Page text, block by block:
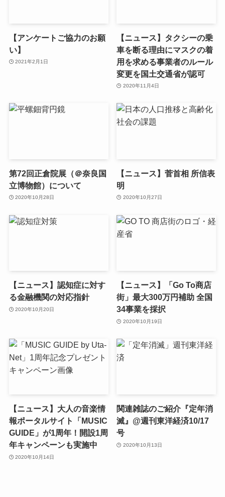
【アンケートご協力のお願
い】
2021年2月1日
【ニュース】タクシーの乗
車を断る理由にマスクの着
用を求める事業者のルール
変更を国土交通省が認可
2020年11月4日
第72回正倉院展（＠奈良国
立博物館）について
2020年10月28日
【ニュース】菅首相 所信表
明
2020年10月27日
【ニュース】認知症に対す
る金融機関の対応指針
2020年10月20日
【ニュース】「Go To商店
街」最大300万円補助 全国
34事業を採択
2020年10月19日
【ニュース】大人の音楽情
報ポータルサイト「MUSIC
GUIDE」が1周年！開設1周
年キャンペーンも実施中
2020年10月14日
関連雑誌のご紹介『定年消
滅』@週刊東洋経済10/17
号
2020年10月13日